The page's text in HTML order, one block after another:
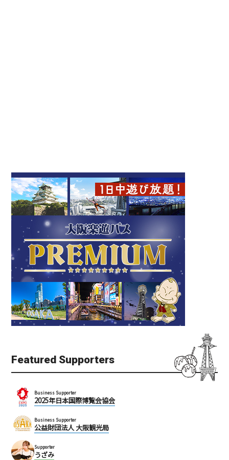
Featured Supporters
Business Supporter
2025年日本国際博覧会協会
Business Supporter
公益財団法人 大阪観光局
Supporter
うざみ